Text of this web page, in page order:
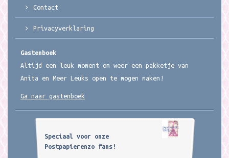
Contact
Privacyverklaring
Gastenboek
Altijd een leuk moment om weer een pakketje van
Anita en Meer Leuks open te mogen maken!
Ga naar gastenboek
Speciaal voor onze
Postpapierenzo fans!